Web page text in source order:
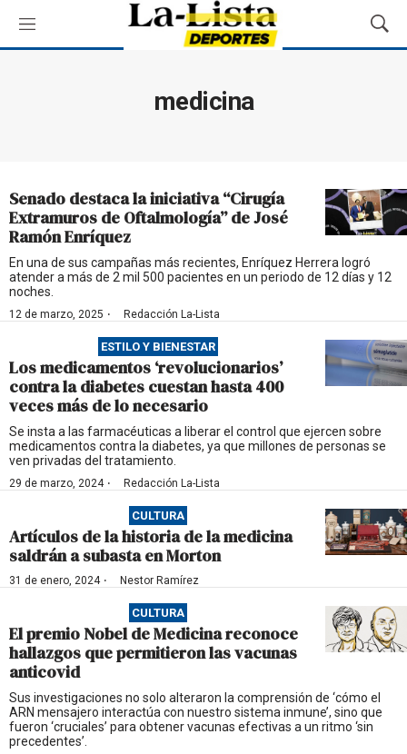
M
e
M
o
ú
s
q
u
d
medicina
Senado destaca la iniciativa “Cirugía
Extramuros de Oftalmología” de José
Ramón Enríquez
En una de sus campañas más recientes, Enríquez Herrera logró
atender a más de 2 mil 500 pacientes en un periodo de 12 días y 12
noches.
12 de marzo, 2025 · Redacción La-Lista
ESTILO Y BIENESTAR
Los medicamentos ‘revolucionarios’
contra la diabetes cuestan hasta 400
veces más de lo necesario
Se insta a las farmacéuticas a liberar el control que ejercen sobre
medicamentos contra la diabetes, ya que millones de personas se
ven privadas del tratamiento.
29 de marzo, 2024· Redacción La-Lista
CULTURA
Artículos de la historia de la medicina
saldrán a subasta en Morton
31 de enero, 2024· Nestor Ramírez
CULTURA
El premio Nobel de Medicina reconoce
hallazgos que permitieron las vacunas
anticovid
Sus investigaciones no solo alteraron la comprensión de ‘cómo el
ARN mensajero interactúa con nuestro sistema inmune’, sino que
fueron ‘cruciales’ para obtener vacunas efectivas a un ritmo ‘sin
precedentes’.